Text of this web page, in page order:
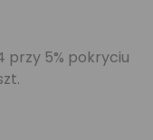
przy 5% pokryciu